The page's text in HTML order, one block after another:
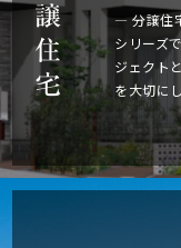
譲
住
宅
― 分譲住
シリーズで
ジェクト
を大切に